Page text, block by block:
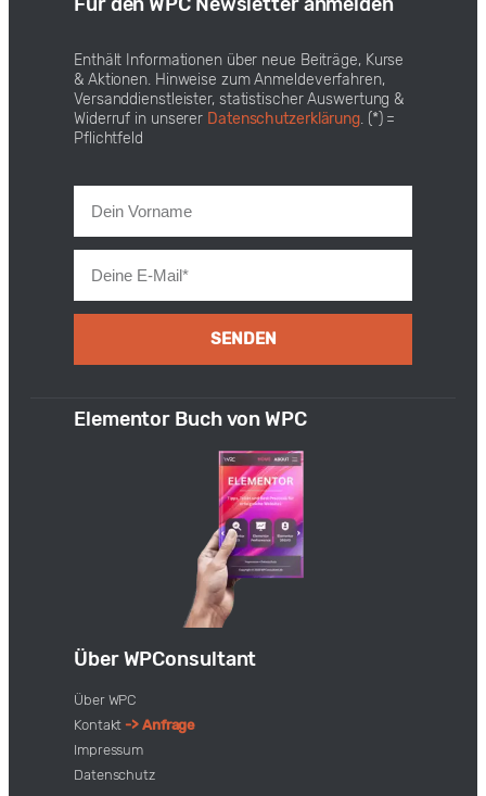
Enthält Informationen über neue Beiträge, Kurse
& Aktionen. Hinweise zum Anmeldeverfahren,
Versanddienstleister, statistischer Auswertung &
Widerruf in unserer Datenschutzerklärung. (*) =
Pflichtfeld
SENDEN
Elementor Buch von WPC
Über WPConsultant
Über WPC
Kontakt-> Anfrage
Impressum
Datenschutz